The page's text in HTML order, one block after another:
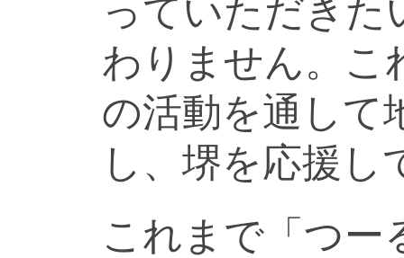
っていただきた
わりません。こ
の活動を通して
し、堺を応援し
これまで「つー